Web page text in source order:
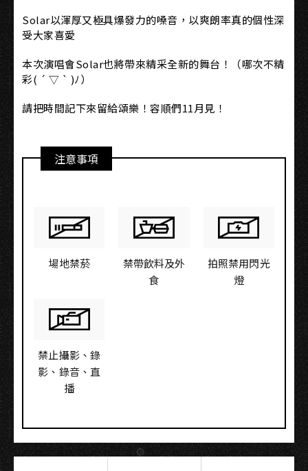
Solar以渾厚又極具爆發力的嗓音，以爽朗率真的個性深
受大家喜愛
本次演唱會Solar也將帶來精采全新的舞台！（哪次不精
彩( ´ ▽ ` )ﾉ）
請把時間記下來留給頌樂！容順們11月見！
注意事項
場地禁菸
禁帶飲料及外
食
拍照禁用閃光
燈
禁止攝影、錄
影、錄音、直
播